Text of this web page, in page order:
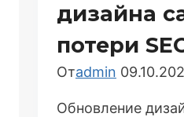
и
дизайна
потери
Отadmin
Обновление